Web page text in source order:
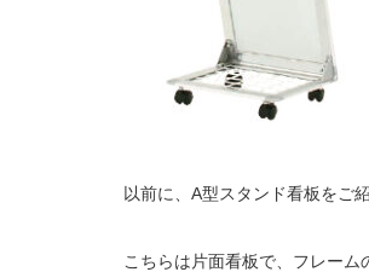
以前に、A型スタンド看板をご
こちらは片面看板で、フレーム